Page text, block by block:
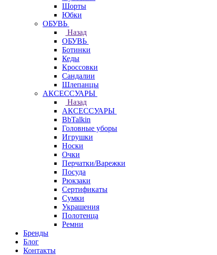
Шорты
Юбки
ОБУВЬ
Назад
ОБУВЬ
Ботинки
Кеды
Кроссовки
Сандалии
Шлепанцы
АКСЕССУАРЫ
Назад
АКСЕССУАРЫ
BbTalkin
Головные уборы
Игрушки
Носки
Очки
Перчатки/Варежки
Посуда
Рюкзаки
Сертификаты
Сумки
Украшения
Полотенца
Ремни
Бренды
Блог
Контакты